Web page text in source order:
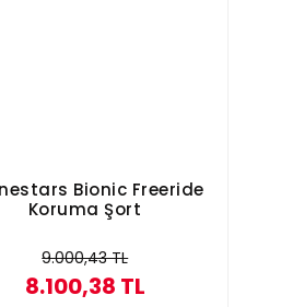
Bionic Freeride
Koruma Şort
9.000,43 TL
8.100,38 TL